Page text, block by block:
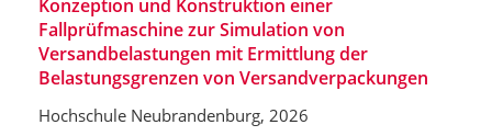
Konzeption und Konstruktion einer
Fallprüfmaschine zur Simulation von
Versandbelastungen mit Ermittlung der
Belastungsgrenzen von Versandverpackungen
Hochschule Neubrandenburg, 2026